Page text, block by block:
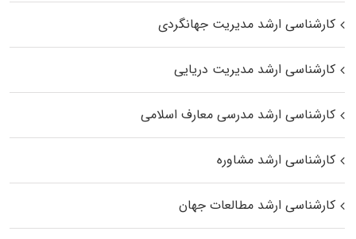
کارشناسی ارشد مدیریت جهانگردی
کارشناسی ارشد مدیریت دریایی
کارشناسی ارشد مدرسی معارف اسلامی
کارشناسی ارشد مشاوره
کارشناسی ارشد مطالعات جهان